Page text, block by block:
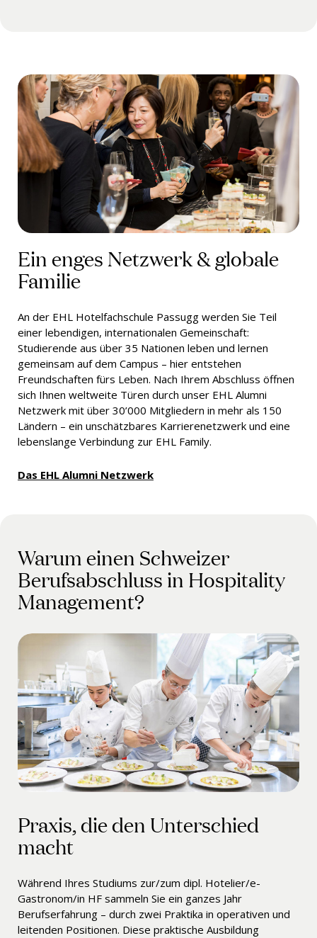
Ein enges Netzwerk & globale
Familie
An der EHL Hotelfachschule Passugg werden Sie Teil
einer lebendigen, internationalen Gemeinschaft:
Studierende aus über 35 Nationen leben und lernen
gemeinsam auf dem Campus – hier entstehen
Freundschaften fürs Leben. Nach Ihrem Abschluss öffnen
sich Ihnen weltweite Türen durch unser EHL Alumni
Netzwerk mit über 30’000 Mitgliedern in mehr als 150
Ländern – ein unschätzbares Karrierenetzwerk und eine
lebenslange Verbindung zur EHL Family.
Das EHL Alumni Netzwerk
Warum einen Schweizer
Berufsabschluss in Hospitality
Management?
Praxis, die den Unterschied
macht
Während Ihres Studiums zur/zum dipl. Hotelier/e-
Gastronom/in HF sammeln Sie ein ganzes Jahr
Berufserfahrung – durch zwei Praktika in operativen und
leitenden Positionen. Diese praktische Ausbildung